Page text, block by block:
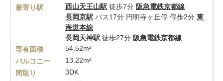
最寄り駅
西山天王山駅 徒歩7分 阪急電鉄京都線
長岡京駅 バス17分 円明寺ヶ丘停 停歩2分 東
海道本線
長岡天神駅 徒歩27分 阪急電鉄京都線
専有面積
54.52m²
バルコニー
13.22m²
間取り
3DK